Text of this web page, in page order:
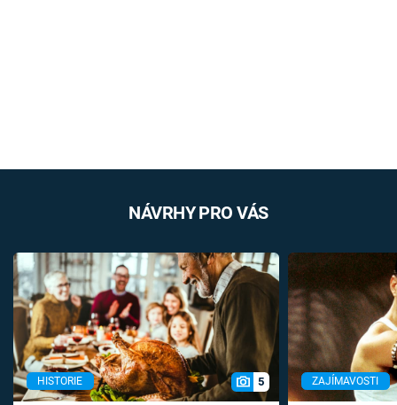
NÁVRHY PRO VÁS
HISTORIE 5 ZAJÍMAVOSTI